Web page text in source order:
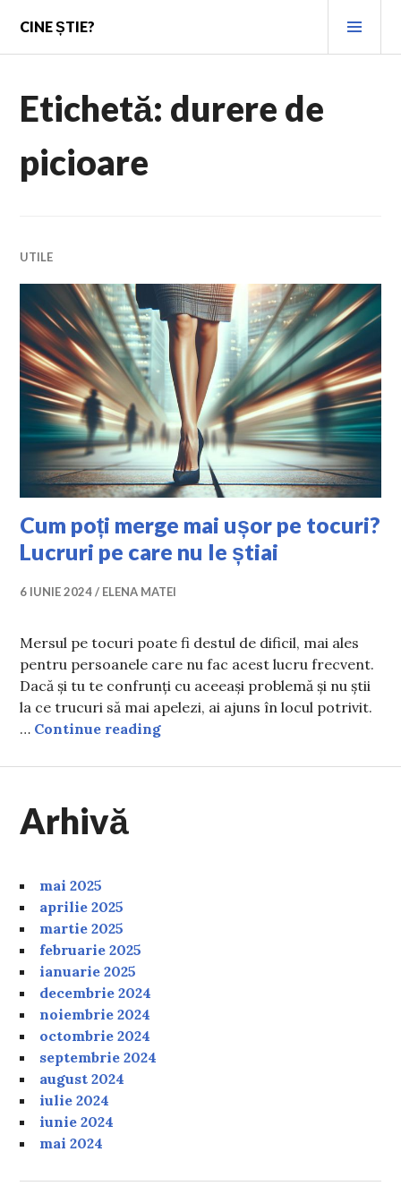
content
CINE ȘTIE?
Etichetă: durere de
picioare
UTILE
Cum poți merge mai ușor pe tocuri?
Lucruri pe care nu le știai
6 IUNIE 2024 ELENA MATEI
Mersul pe tocuri poate fi destul de dificil, mai ales
pentru persoanele care nu fac acest lucru frecvent.
Dacă și tu te confrunți cu aceeași problemă și nu știi
la ce trucuri să mai apelezi, ai ajuns în locul potrivit.
… Continue readingCum poți merge mai ușor pe
Arhivă
mai 2025
aprilie 2025
martie 2025
februarie 2025
ianuarie 2025
decembrie 2024
noiembrie 2024
octombrie 2024
septembrie 2024
august 2024
iulie 2024
iunie 2024
mai 2024